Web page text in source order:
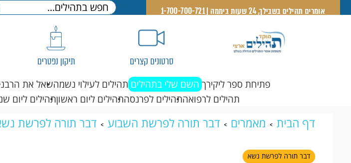
אומרים תהילים בשבילך, 24 שעות ביממה | 1-700-700-721
סרטונים קצרים תיקון נפטרים
פתיחת ספר ליקירך השם שלי בתהילים תהילים לעילוי נשמהשאל את הרב
תהילים לרפואהתהילים לפרנסהתהילים ליום ראשוןתהילים ליום
דף הבית מאמרים דבר תורה לפרשת השבוע דבר תורה לפרשת
שוחק: דבר תורה לפרשת נשא מהרב מנדל
דבר תורה לפרשת נשא